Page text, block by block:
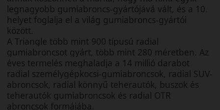
legnagyobb gumiabroncs-gyártójává vált, és a 10.
helyet foglalja el a világ gumiabroncs-gyártói
között.
A Triangle több mint 900 típusú radial
gumiabroncsot gyárt, több mint 280 méretben. Az
éves termelés meghaladja a 14 millió darabot
radial személygépkocsi-gumiabroncsok, radial SUV-
abroncsok, radial könnyű teherautók, buszok és
teherautók gumiabroncsok és radial OTR
abroncsok formájába.